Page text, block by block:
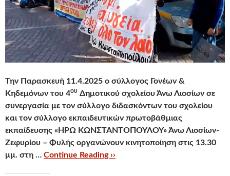
Την Παρασκευή 11.4.2025 ο σύλλογος Γονέων &
Κηδεμόνων του 4ου Δημοτικού σχολείου Άνω Λιοσίων σε
συνεργασία με τον σύλλογο διδασκόντων του σχολείου
και τον σύλλογο εκπαιδευτικών πρωτοβάθμιας
εκπαίδευσης «ΗΡΩ ΚΩΝΣΤΑΝΤΟΠΟΥΛΟΥ» Άνω Λιοσίων-
Ζεφυρίου – Φυλής οργανώνουν κινητοποίηση στις 13.30
μμ. στη … Continue Reading ››